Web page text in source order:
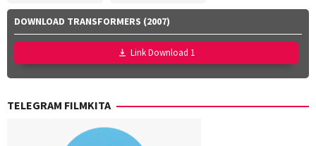
DOWNLOAD TRANSFORMERS (2007)
Link Download 1
TELEGRAM FILMKITA